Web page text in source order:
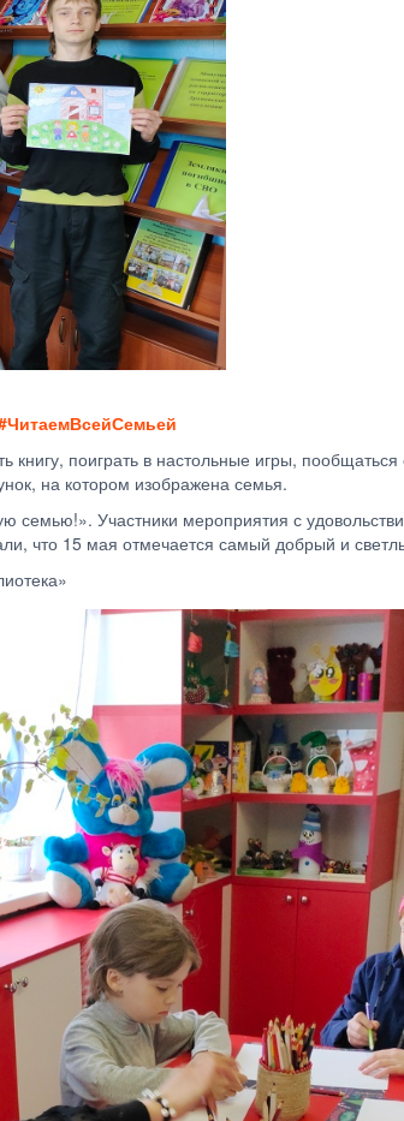
поиграть в настольные игры,
на котором изображена семья.
семью!». Участники мероприятия с
что 15 мая отмечается самый добрый и